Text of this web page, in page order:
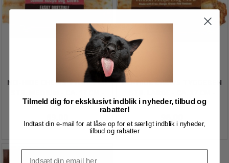
NO-HIDE CHEWS TYGGEBEN
UDEN RÅHUD
NO-HIDE CHEWS TYGGEBEN
UDEN RÅHUD
Tilmeld dig for eksklusivt indblik i nyheder, tilbud og
rabatter!
Indtast din e-mail for at låse op for et særligt indblik i nyheder,
tilbud og rabatter